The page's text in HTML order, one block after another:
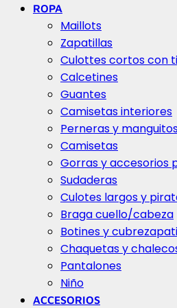
ROPA
Maillots
Zapatillas
Culottes cortos con
Calcetines
Guantes
Camisetas interiores
Perneras y
Camisetas
Gorras y accesorios
Sudaderas
Culotes largos y
Braga cuello/cabeza
Botines y
Chaquetas y
Pantalones
Niño
ACCESORIOS